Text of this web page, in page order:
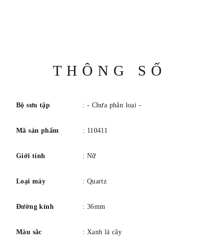
THÔNG SỐ
Bộ sưu tập : - Chưa phân loại -
Mã sản phẩm : 110411
Giới tính : Nữ
Loại máy : Quartz
Đường kính : 36mm
Màu sắc : Xanh lá cây